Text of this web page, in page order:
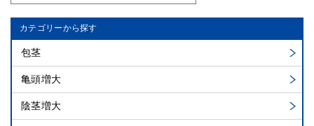
カテゴリーから探す
包茎
亀頭増大
陰茎増大